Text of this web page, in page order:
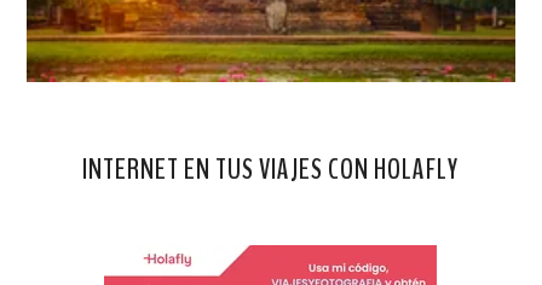
INTERNET EN TUS VIAJES CON HOLAFLY